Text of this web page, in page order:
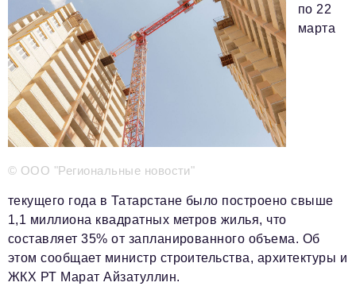
ОПК
Авторские материалы
Видео
Телефон редакции:+7 495 727-01-67
Электронные почты редакции:
Информационный отдел
Отдел рекламы
reklama@business-magazine.online
Отдел распространения/редакционная подписка
podpiska@business-magazine.online
Отдел по работе с партнерами
© ООО "Региональные новости"
по 22
марта
текущего года в Татарстане было построено свыше
1,1 миллиона квадратных метров жилья, что
составляет 35% от запланированного объема. Об
этом сообщает министр строительства, архитектуры и
ЖКХ РТ Марат Айзатуллин.